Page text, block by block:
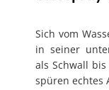
Sich vom
in seiner
als Schwall
spüren echtes